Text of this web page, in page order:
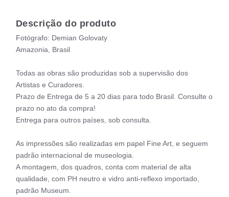
Descrição do produto
Fotógrafo: Demian Golovaty
Amazonia, Brasil
Todas as obras são produzidas sob a supervisão dos
Artistas e Curadores.
Prazo de Entrega de 5 a 20 dias para todo Brasil. Consulte o
prazo no ato da compra!
Entrega para outros países, sob consulta.
As impressões são realizadas em papel Fine Art, e seguem
padrão internacional de museologia.
A montagem, dos quadros, conta com material de alta
qualidade, com PH neutro e vidro anti-reflexo importado,
padrão Museum.